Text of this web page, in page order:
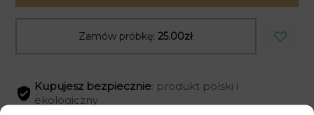
Zamów próbkę:25.00zł
Kupujesz bezpiecznie: produkt polski i
ekologiczny